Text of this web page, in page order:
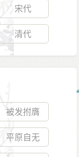
宋代
清代
被发拊膺
平原自无